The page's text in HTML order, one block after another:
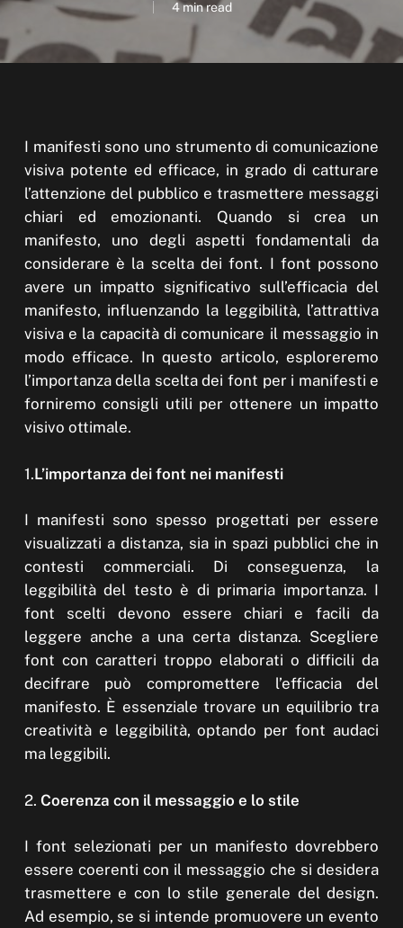
4 min read
I manifesti sono uno strumento di comunicazione
visiva potente ed efficace, in grado di catturare
l’attenzione del pubblico e trasmettere messaggi
chiari ed emozionanti. Quando si crea un
manifesto, uno degli aspetti fondamentali da
considerare è la scelta dei font. I font possono
avere un impatto significativo sull’efficacia del
manifesto, influenzando la leggibilità, l’attrattiva
visiva e la capacità di comunicare il messaggio in
modo efficace. In questo articolo, esploreremo
l’importanza della scelta dei font per i manifesti e
forniremo consigli utili per ottenere un impatto
visivo ottimale.
1.L’importanza dei font nei manifesti
I manifesti sono spesso progettati per essere
visualizzati a distanza, sia in spazi pubblici che in
contesti commerciali. Di conseguenza, la
leggibilità del testo è di primaria importanza. I
font scelti devono essere chiari e facili da
leggere anche a una certa distanza. Scegliere
font con caratteri troppo elaborati o difficili da
decifrare può compromettere l’efficacia del
manifesto. È essenziale trovare un equilibrio tra
creatività e leggibilità, optando per font audaci
ma leggibili.
2. Coerenza con il messaggio e lo stile
I font selezionati per un manifesto dovrebbero
essere coerenti con il messaggio che si desidera
trasmettere e con lo stile generale del design.
Ad esempio, se si intende promuovere un evento